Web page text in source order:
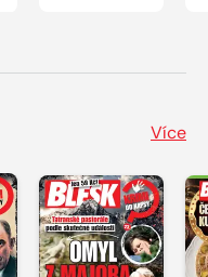
Více